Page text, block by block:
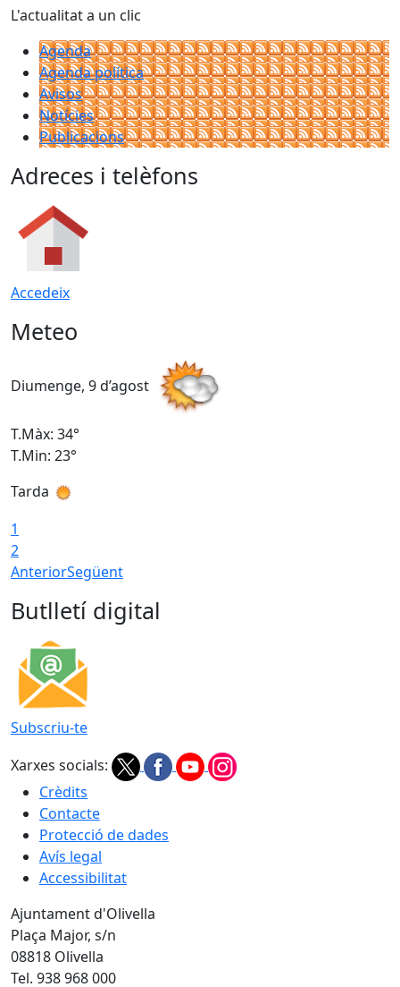
L'actualitat a un clic
Agenda
Agenda política
Avisos
Notícies
Publicacions
Adreces i telèfons
Accedeix
Meteo
Diumenge, 9 d’agost
T.Màx: 34°
T.Min: 23°
Tarda
1
2
AnteriorSegüent
Butlletí digital
Subscriu-te
Xarxes socials:
Crèdits
Contacte
Protecció de dades
Avís legal
Accessibilitat
Ajuntament d'Olivella
Plaça Major, s/n
08818 Olivella
Tel. 938 968 000